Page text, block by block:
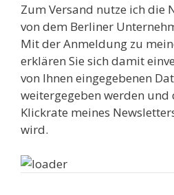
Zum Versand nutze ich die
von dem Berliner
Mit der Anmeldung zu
erklären Sie sich damit
von Ihnen eingegebenen
weitergegeben werden und
Klickrate meines
wird.